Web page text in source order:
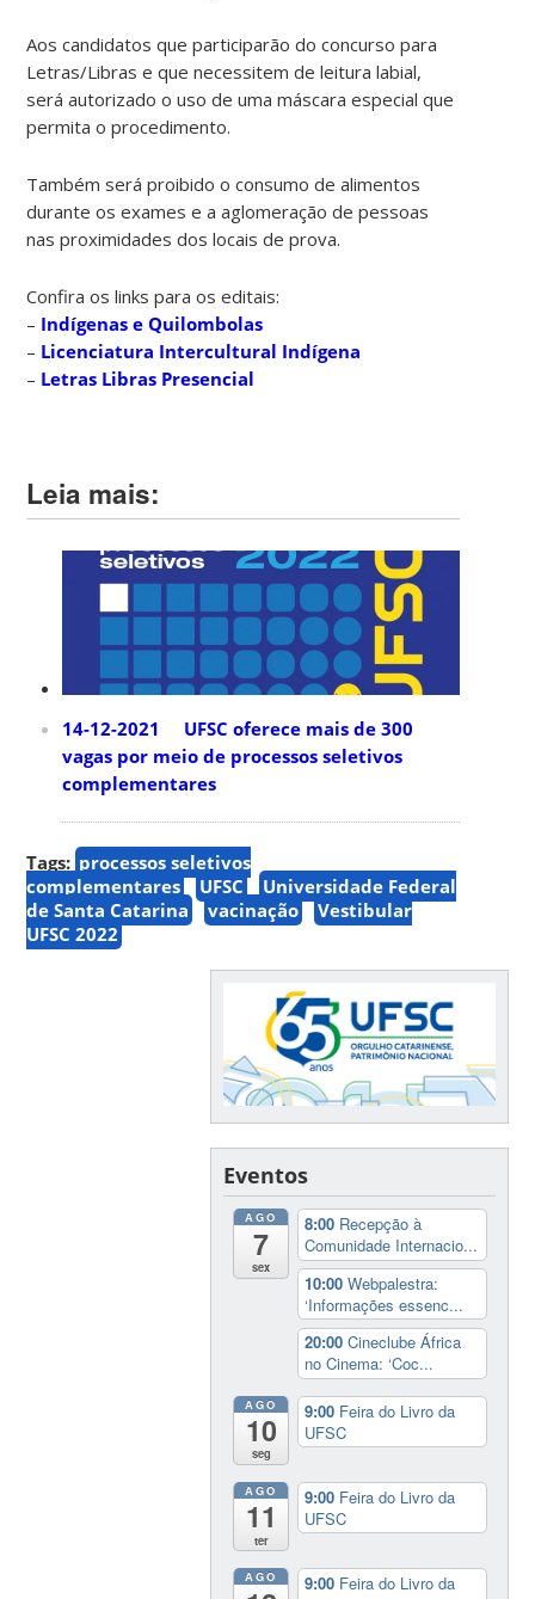
Aos candidatos que participarão do concurso para
Letras/Libras e que necessitem de leitura labial,
será autorizado o uso de uma máscara especial que
permita o procedimento.
Também será proibido o consumo de alimentos
durante os exames e a aglomeração de pessoas
nas proximidades dos locais de prova.
Confira os links para os editais:
– Indígenas e Quilombolas
– Licenciatura Intercultural Indígena
– Letras Libras Presencial
Leia mais:
14-12-2021 UFSC oferece mais de 300
vagas por meio de processos seletivos
complementares
Tags: processos seletivos
complementares
UFSC
Universidade Federal
de Santa Catarina
vacinação
Vestibular
UFSC 2022
Eventos
AGO
7
sex
8:00 Recepção à
Comunidade Internacio...
10:00Webpalestra:
‘Informações essenc...
20:00Cineclube África
no Cinema: ‘Coc...
AGO
10
seg
9:00 Feira do Livro da
UFSC
AGO
11
ter
9:00 Feira do Livro da
UFSC
AGO 9:00 Feira do Livro da